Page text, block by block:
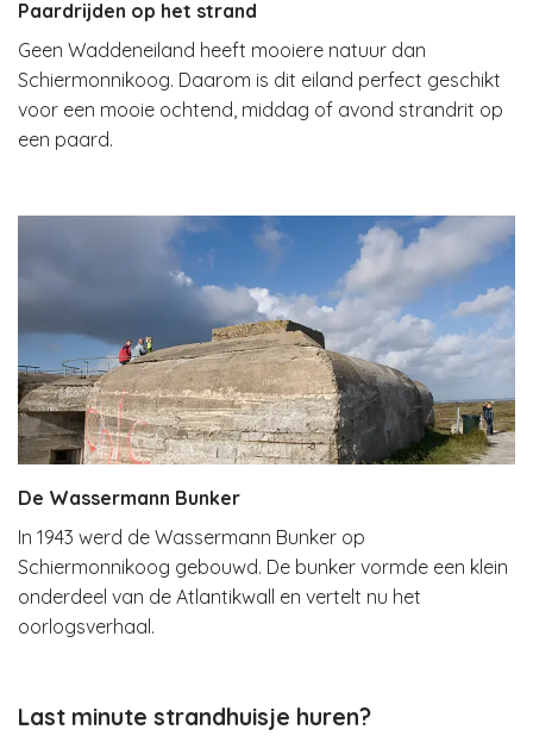
Paardrijden op het strand
Geen Waddeneiland heeft mooiere natuur dan
Schiermonnikoog. Daarom is dit eiland perfect geschikt
voor een mooie ochtend, middag of avond strandrit op
een paard.
De Wassermann Bunker
In 1943 werd de Wassermann Bunker op
Schiermonnikoog gebouwd. De bunker vormde een klein
onderdeel van de Atlantikwall en vertelt nu het
oorlogsverhaal.
Last minute strandhuisje huren?